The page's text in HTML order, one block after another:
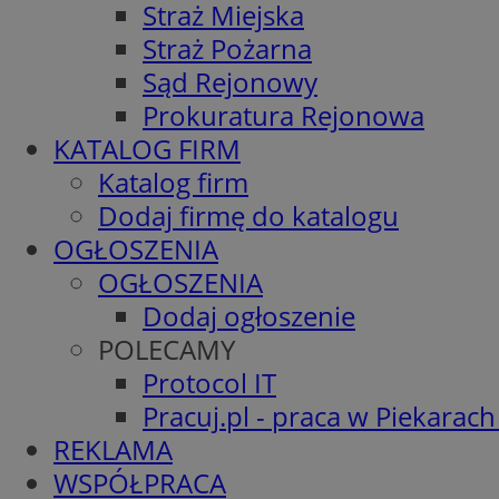
Straż Miejska
Straż Pożarna
Sąd Rejonowy
Prokuratura Rejonowa
KATALOG FIRM
Katalog firm
Dodaj firmę do katalogu
OGŁOSZENIA
OGŁOSZENIA
Dodaj ogłoszenie
POLECAMY
Protocol IT
Pracuj.pl - praca w
REKLAMA
WSPÓŁPRACA